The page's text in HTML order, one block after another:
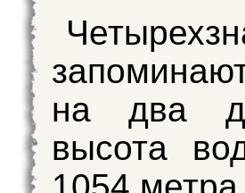
на два
высота